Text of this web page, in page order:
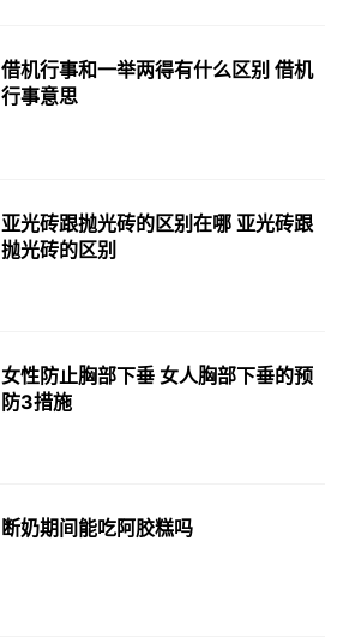
借机行事和一举两得有什么区别 借机
行事意思
亚光砖跟抛光砖的区别在哪 亚光砖跟
抛光砖的区别
女性防止胸部下垂 女人胸部下垂的预
防3措施
断奶期间能吃阿胶糕吗